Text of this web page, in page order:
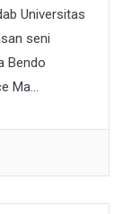
Universitas
seni
Bendo
Ma...